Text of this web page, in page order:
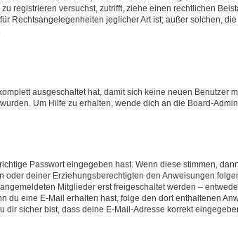
registrieren versuchst, zutrifft, ziehe einen rechtlichen
Rechtsangelegenheiten jeglicher Art ist; außer solchen,
ausgeschaltet hat, damit sich keine neuen Benutzer
Um Hilfe zu erhalten, wende dich an die Board-
Passwort eingegeben hast. Wenn diese stimmen,
oder deiner Erziehungsberechtigten den Anweisungen
Mitglieder erst freigeschaltet werden –
du eine E-Mail erhalten hast, folge den dort enthaltenen
sicher bist, dass deine E-Mail-Adresse korrekt